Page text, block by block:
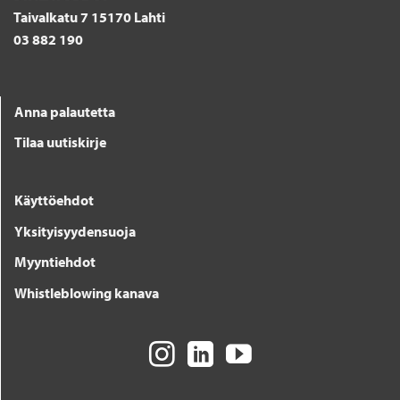
Taivalkatu 7 15170 Lahti
03 882 190
Anna palautetta
Tilaa uutiskirje
Käyttöehdot
Yksityisyydensuoja
Myyntiehdot
Whistleblowing kanava